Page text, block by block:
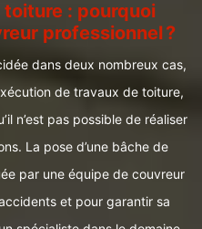
: pourquoi
professionnel ?
dans deux nombreux cas,
de travaux de toiture,
n’est pas possible de réaliser
La pose d’une bâche de
par une équipe de couvreur
et pour garantir sa